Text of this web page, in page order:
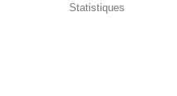
Statistiques